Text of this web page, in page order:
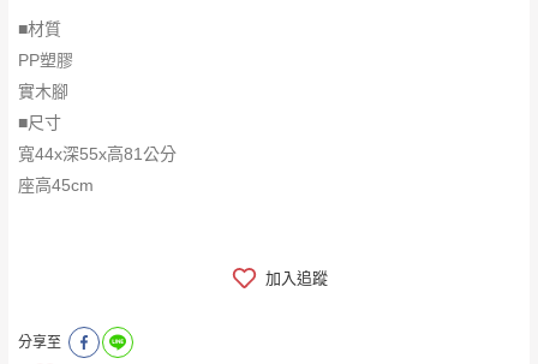
■材質
PP塑膠
實木腳
■尺寸
寬44x深55x高81公分
座高45cm
加入追蹤
分享至